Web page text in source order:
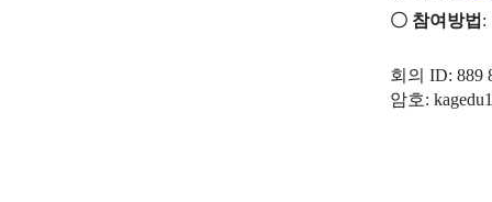
〇 참여방법 :
회의 ID: 889
암호: